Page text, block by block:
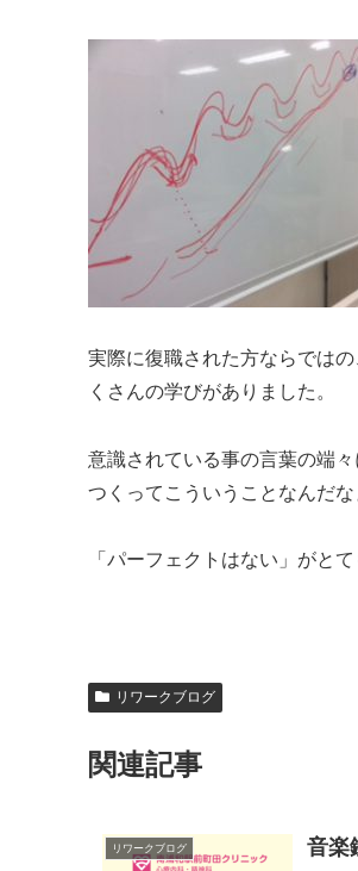
実際に復職された方ならでは
くさんの学びがありました。
意識されている事の言葉の端
つくってこういうことなんだな
「パーフェクトはない」がと
リワークブログ
関連記事
リワークブログ 音楽